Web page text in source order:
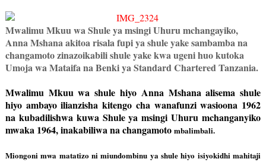
Mwalimu Mkuu wa Shule ya msingi Uhuru mchangayiko,
Anna Mshana akitoa risala fupi ya shule yake sambamba na
changamoto zinazoikabili shule yake kwa ugeni huo kutoka
Umoja wa Mataifa na Benki ya Standard Chartered Tanzania.
Mwalimu Mkuu wa shule hiyo Anna Mshana alisema shule
hiyo ambayo ilianzisha kitengo cha wanafunzi wasioona 1962
na kubadilishwa kuwa Shule ya msingi Uhuru mchanganyiko
mwaka 1964, inakabiliwa na changamoto mbalimbali.
Miongoni mwa matatizo ni miundombinu ya shule hiyo isiyokidhi mahitaji